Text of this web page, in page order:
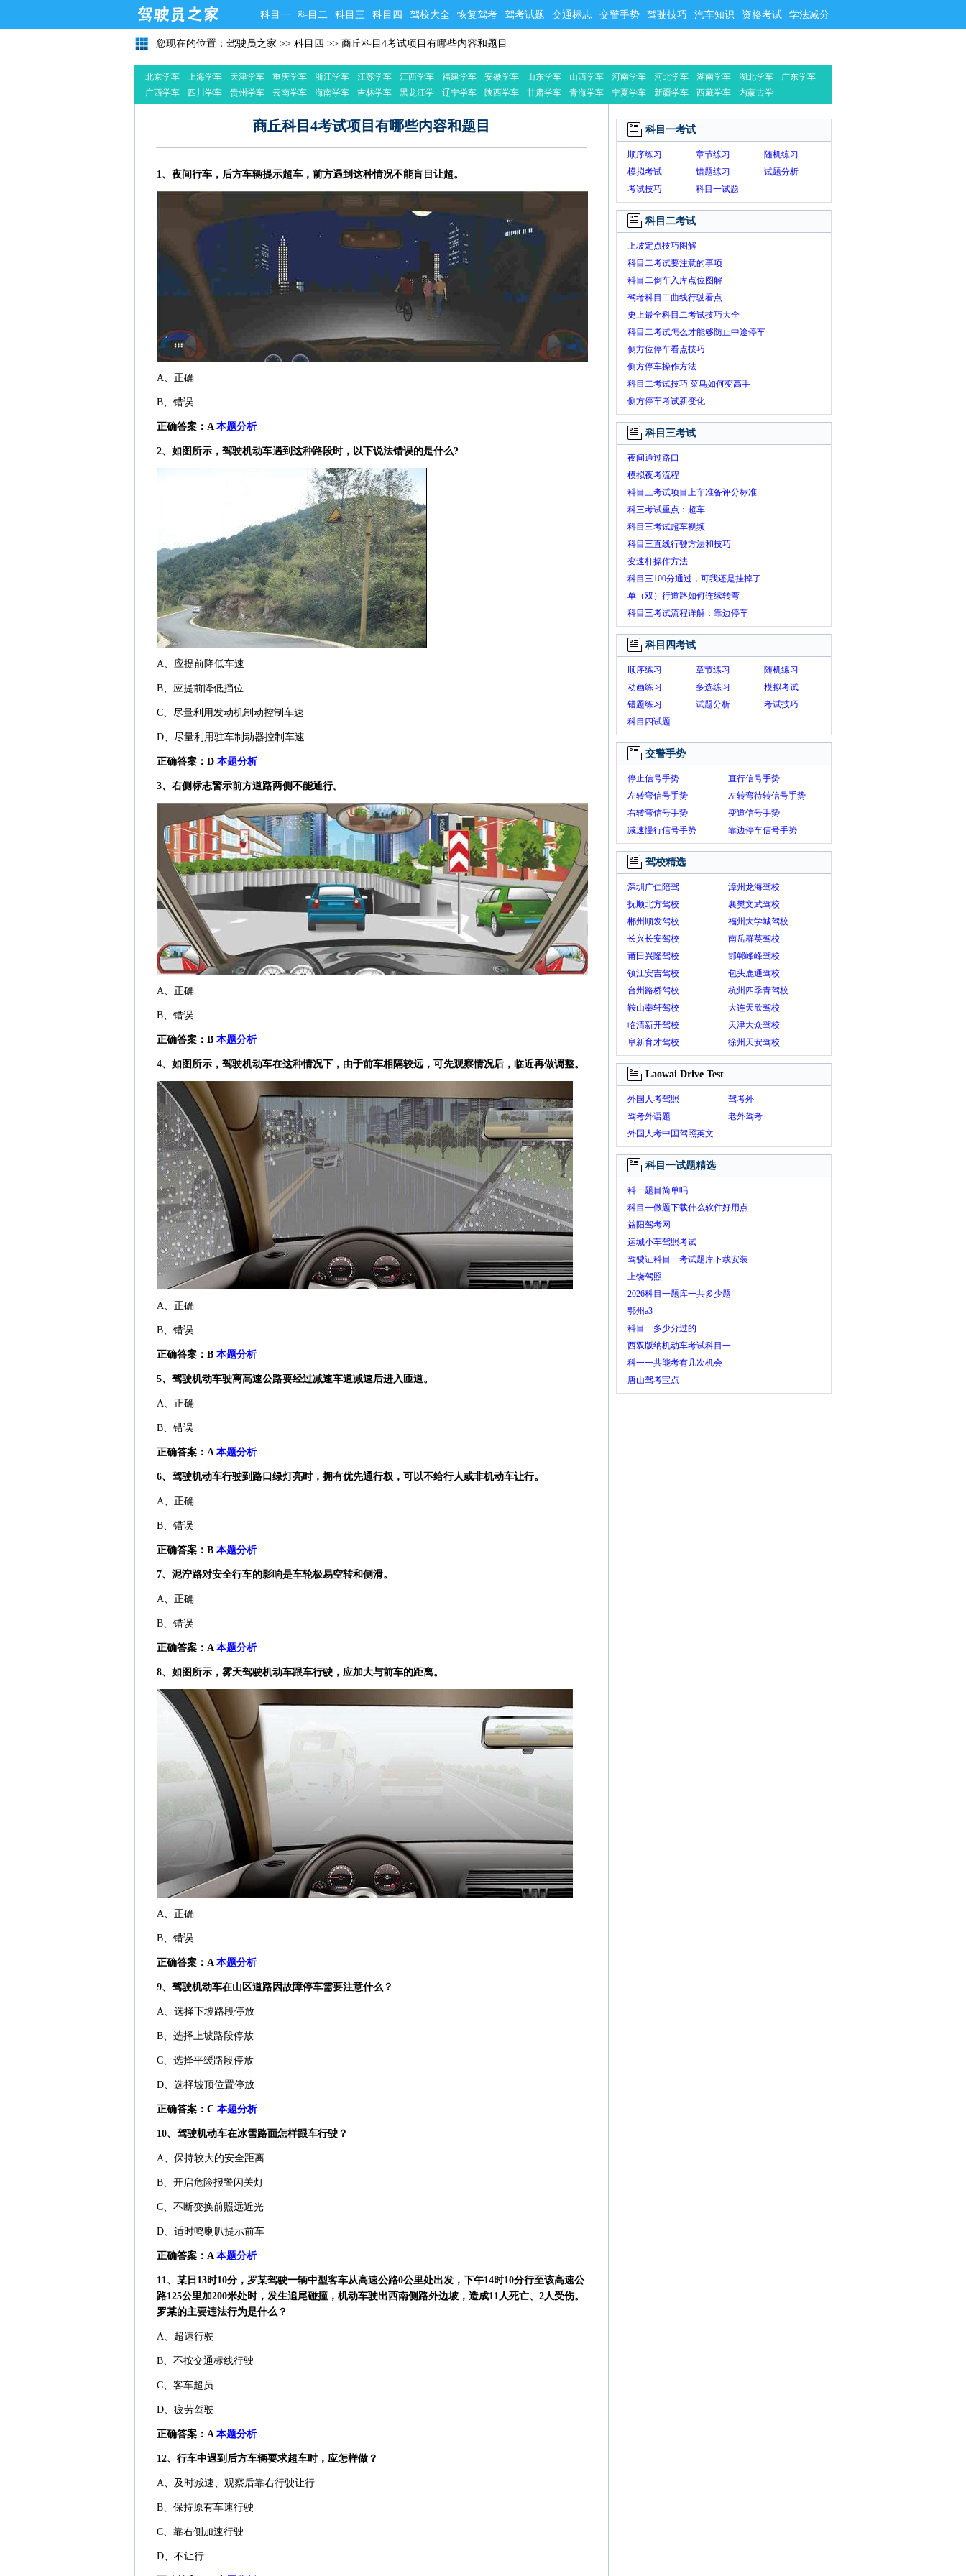
科目一 科目二 科目三 科目四 驾校大全 恢复驾考 驾考试题 交通标志 交警手势 驾驶技巧 汽车知识 资格考试 学法减分
您现在的位置： 驾驶员之家 >> 科目四 >> 商丘科目4考试项目有哪些内容和题目
北京学车 上海学车 天津学车 重庆学车 浙江学车 江苏学车 江西学车 福建学车 安徽学车 山东学车 山西学车 河南学车 河北学车 湖南学车 湖北学车
广东学车
广西学车
四川学车 贵州学车 云南学车 海南学车 吉林学车
黑龙江学
辽宁学车 陕西学车 甘肃学车 青海学车 宁夏学车 新疆学车 西藏学车
内蒙古学
商丘科目4考试项目有哪些内容和题目
1、夜间行车，后方车辆提示超车，前方遇到这种情况不能盲目让超。
A、正确
B、错误
正确答案：A 本题分析
2、如图所示，驾驶机动车遇到这种路段时，以下说法错误的是什么?
A、应提前降低车速
B、应提前降低挡位
C、尽量利用发动机制动控制车速
D、尽量利用驻车制动器控制车速
正确答案：D 本题分析
3、右侧标志警示前方道路两侧不能通行。
A、正确
B、错误
正确答案：B 本题分析
4、如图所示，驾驶机动车在这种情况下，由于前车相隔较远，可先观察情况后，临近再做调整。
A、正确
B、错误
正确答案：B 本题分析
5、驾驶机动车驶离高速公路要经过减速车道减速后进入匝道。
A、正确
B、错误
正确答案：A 本题分析
6、驾驶机动车行驶到路口绿灯亮时，拥有优先通行权，可以不给行人或非机动车让行。
A、正确
B、错误
正确答案：B 本题分析
7、泥泞路对安全行车的影响是车轮极易空转和侧滑。
A、正确
B、错误
正确答案：A 本题分析
8、如图所示，雾天驾驶机动车跟车行驶，应加大与前车的距离。
A、正确
B、错误
正确答案：A 本题分析
9、驾驶机动车在山区道路因故障停车需要注意什么？
A、选择下坡路段停放
B、选择上坡路段停放
C、选择平缓路段停放
D、选择坡顶位置停放
正确答案：C 本题分析
10、驾驶机动车在冰雪路面怎样跟车行驶？
A、保持较大的安全距离
B、开启危险报警闪关灯
C、不断变换前照远近光
D、适时鸣喇叭提示前车
正确答案：A 本题分析
11、某日13时10分，罗某驾驶一辆中型客车从高速公路0公里处出发，下午14时10分行至该高速公
路125公里加200米处时，发生追尾碰撞，机动车驶出西南侧路外边坡，造成11人死亡、2人受伤。
罗某的主要违法行为是什么？
A、超速行驶
B、不按交通标线行驶
C、客车超员
D、疲劳驾驶
正确答案：A 本题分析
12、行车中遇到后方车辆要求超车时，应怎样做？
A、及时减速、观察后靠右行驶让行
B、保持原有车速行驶
C、靠右侧加速行驶
D、不让行
科目一考试
顺序练习 章节练习
随机练习
模拟考试
错题练习
试题分析
考试技巧
科目一试题
科目二考试
上坡定点技巧图解
科目二考试要注意的事项
科目二倒车入库点位图解
驾考科目二曲线行驶看点
史上最全科目二考试技巧大全
科目二考试怎么才能够防止中途停车
侧方位停车看点技巧
侧方停车操作方法
科目二考试技巧 菜鸟如何变高手
侧方停车考试新变化
科目三考试
夜间通过路口
模拟夜考流程
科目三考试项目上车准备评分标准
科三考试重点：超车
科目三考试超车视频
科目三直线行驶方法和技巧
变速杆操作方法
科目三100分通过，可我还是挂掉了
单（双）行道路如何连续转弯
科目三考试流程详解：靠边停车
科目四考试
顺序练习 章节练习
随机练习
动画练习
多选练习
模拟考试
错题练习
试题分析
考试技巧
科目四试题
交警手势
停止信号手势
直行信号手势
左转弯信号手势
左转弯待转信号手势
右转弯信号手势
变道信号手势
减速慢行信号手势
靠边停车信号手势
驾校精选
深圳广仁陪驾
漳州龙海驾校
抚顺北方驾校
襄樊文武驾校
郴州顺发驾校
福州大学城驾校
长兴长安驾校
南岳群英驾校
莆田兴隆驾校
邯郸峰峰驾校
镇江安吉驾校
包头鹿通驾校
台州路桥驾校
杭州四季青驾校
鞍山奉轩驾校
大连天欣驾校
临清新开驾校
天津大众驾校
阜新育才驾校
徐州天安驾校
Laowai Drive Test
外国人考驾照
驾考外
驾考外语题
老外驾考
外国人考中国驾照英文
科目一试题精选
科一题目简单吗
科目一做题下载什么软件好用点
益阳驾考网
运城小车驾照考试
驾驶证科目一考试题库下载安装
上饶驾照
2026科目一题库一共多少题
鄂州a3
科目一多少分过的
西双版纳机动车考试科目一
科一一共能考有几次机会
唐山驾考宝点